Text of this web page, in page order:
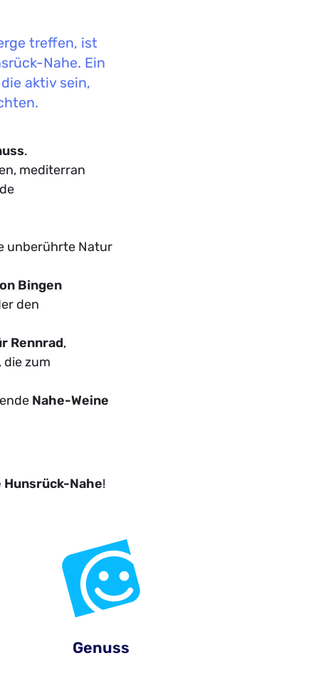
treffen, ist
Nahe. Ein
aktiv sein,
.
mediterran
unberührte Natur
Bingen
den
Rennrad,
zum
Nahe-Weine
Nahe!
Genuss